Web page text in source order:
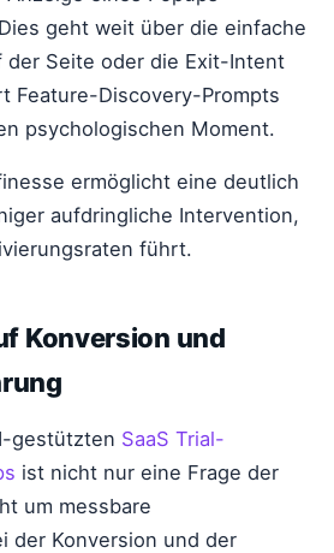
geht weit über die einfache
der Seite oder die Exit-Intent
Feature-Discovery-Prompts
psychologischen Moment.
ermöglicht eine deutlich
aufdringliche Intervention,
führt.
Konversion und
gestützten SaaS Trial-
ist nicht nur eine Frage der
um messbare
der Konversion und der